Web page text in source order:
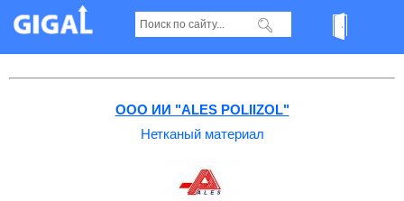
Нетканый материал в Ташкенте
ООО ИИ "ALES POLIIZOL"
Нетканый материал